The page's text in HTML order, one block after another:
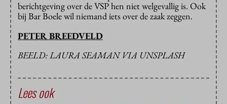
berichtgeving over de VSP hen niet welgevallig is. Ook
bij Bar Boele wil niemand iets over de zaak zeggen.
PETER BREEDVELD
BEELD: LAURA SEAMAN VIA UNSPLASH
Lees ook